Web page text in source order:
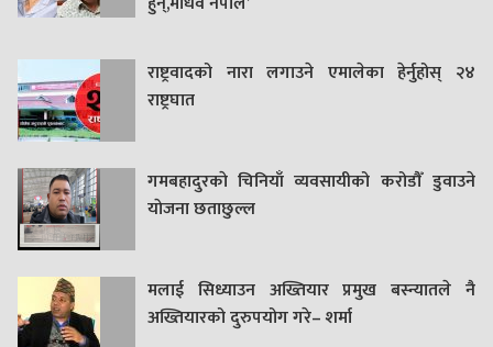
राष्ट्रवादको नारा लगाउने एमालेका हेर्नुहोस् २४
राष्ट्रघात
गमबहादुरकाे चिनियाँ व्यवसायीको करोडौँ डुवाउने
याेजना छताछुल्ल
मलाई सिध्याउन अख्तियार प्रमुख बस्न्यातले नै
अख्तियारको दुरुपयोग गरे– शर्मा